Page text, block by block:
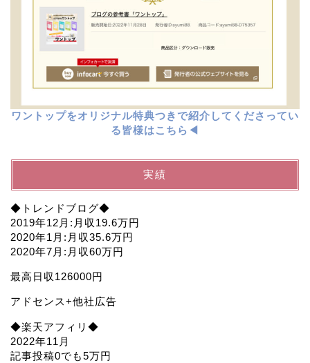
ワントップをオリジナル特典つきで紹介してくださってい
る皆様はこちら◀︎
実績
◆トレンドブログ◆
2019年12月:月収19.6万円
2020年1月:月収35.6万円
2020年7月:月収60万円
最高日収126000円
アドセンス+他社広告
◆楽天アフィリ◆
2022年11月
記事投稿0でも5万円